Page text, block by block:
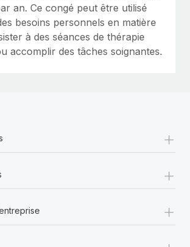
an. Ce congé peut être utilisé
besoins personnels en matière
à des séances de thérapie
accomplir des tâches soignantes.
+
+
+